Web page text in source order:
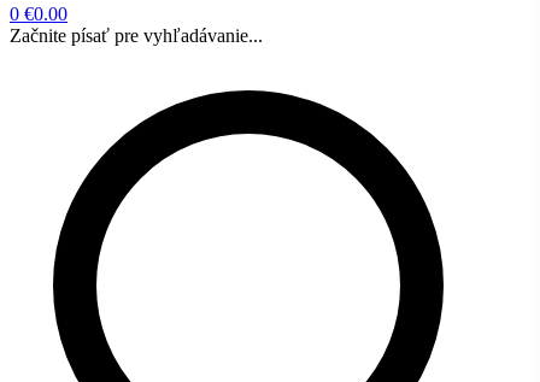
0 €0.00
Začnite písať pre vyhľadávanie...